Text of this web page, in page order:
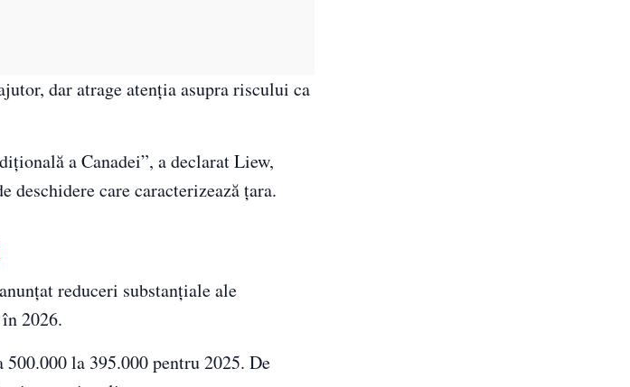
dar atrage atenția asupra riscului ca
a Canadei”, a declarat Liew,
care caracterizează țara.
reduceri substanțiale ale
2026.
la 395.000 pentru 2025. De